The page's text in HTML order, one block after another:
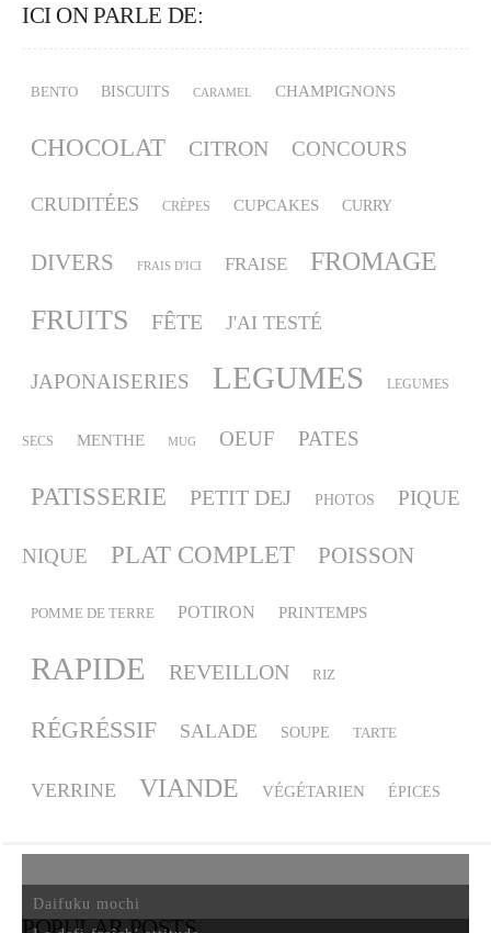
ICI ON PARLE DE:
BENTO BISCUITS CARAMEL CHAMPIGNONS
CHOCOLAT CITRON CONCOURS
CRUDITÉES CRÈPES CUPCAKES CURRY
DIVERS FRAIS D'ICI FRAISE FROMAGE
FRUITS FÊTE J'AI TESTÉ
JAPONAISERIES LEGUMES LEGUMES
SECS MENTHE MUG OEUF PATES
PATISSERIE PETIT DEJ PHOTOS PIQUE
NIQUE PLAT COMPLET POISSON
POMME DE TERRE POTIRON PRINTEMPS
RAPIDE REVEILLON RIZ
RÉGRÉSSIF SALADE SOUPE TARTE
VERRINE VIANDE VÉGÉTARIEN ÉPICES
POPULAR POSTS
Daifuku mochi